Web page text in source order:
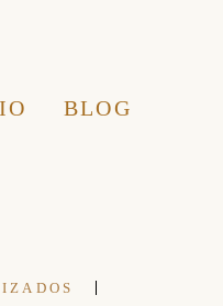
BLOG